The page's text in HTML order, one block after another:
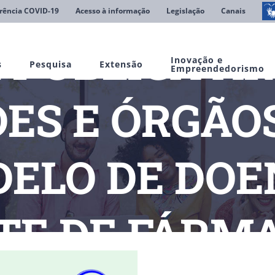
COVID-19 Acesso à informação Legislação Canais
Pesquisa Extensão Inovação e
Empreendedorismo
PUBLICA
E
DE
DE
ARTIGO SOBRE ORGANOIDES E ÓRGÃOS-EM-CHIP